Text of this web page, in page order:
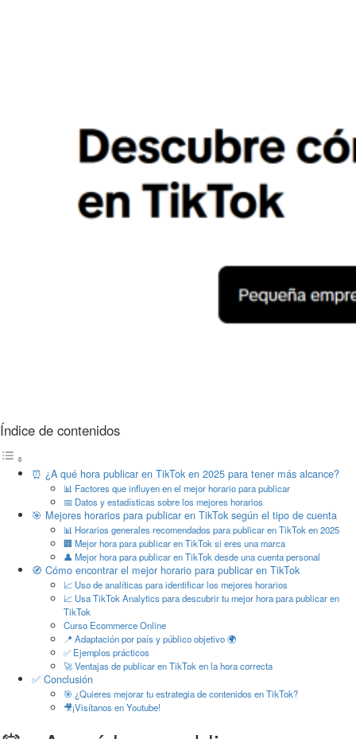
Índice de contenidos
⏰ ¿A qué hora publicar en TikTok en 2025 para tener más alcance?
📊 Factores que influyen en el mejor horario para publicar
📅 Datos y estadísticas sobre los mejores horarios
🎯 Mejores horarios para publicar en TikTok según el tipo de cuenta
📊 Horarios generales recomendados para publicar en TikTok en 2025
🏢 Mejor hora para publicar en TikTok si eres una marca
👤 Mejor hora para publicar en TikTok desde una cuenta personal
🧭 Cómo encontrar el mejor horario para publicar en TikTok
📈 Uso de analíticas para identificar los mejores horarios
📈 Usa TikTok Analytics para descubrir tu mejor hora para publicar en
TikTok
Curso Ecommerce Online
📍 Adaptación por país y público objetivo 🌍
✅ Ejemplos prácticos
🚀 Ventajas de publicar en TikTok en la hora correcta
✅ Conclusión
🎯 ¿Quieres mejorar tu estrategia de contenidos en TikTok?
🎥¡Visítanos en Youtube!